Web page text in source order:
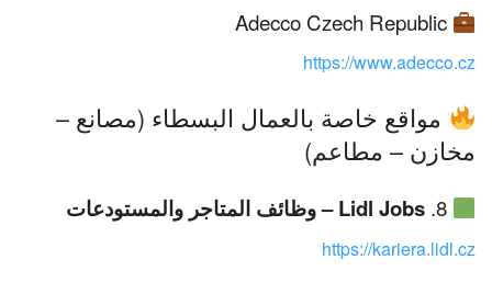
Adecco Czech Republic
https://www.adecco.cz
مواقع خاصة بالعمال البسطاء (مصانع –
مخازن – مطاعم)
8. Lidl Jobs – وظائف المتاجر والمستودعات
https://kariera.lidl.cz